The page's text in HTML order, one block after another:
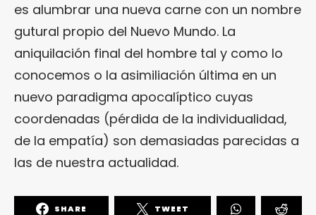
es alumbrar una nueva carne con un nombre
gutural propio del Nuevo Mundo. La
aniquilación final del hombre tal y como lo
conocemos o la asimiliación última en un
nuevo paradigma apocalíptico cuyas
coordenadas (pérdida de la individualidad,
de la empatía) son demasiadas parecidas a
las de nuestra actualidad.
SHARE TWEET